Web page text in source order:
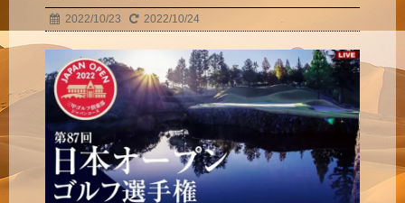
2022/10/23 2022/10/24